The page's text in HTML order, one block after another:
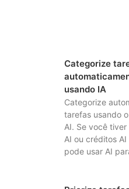
Categorize
usando IA
Categorize
tarefas usando
AI. Se você
AI ou créditos
pode usar AI